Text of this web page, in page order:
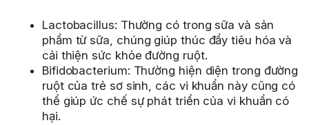
Lactobacillus: Thường có trong sữa và sản
phẩm từ sữa, chúng giúp thúc đẩy tiêu hóa và
cải thiện sức khỏe đường ruột.
Bifidobacterium: Thường hiện diện trong đường
ruột của trẻ sơ sinh, các vi khuẩn này cũng có
thể giúp ức chế sự phát triển của vi khuẩn có
hại.